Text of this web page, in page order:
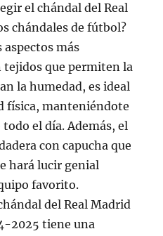
el chándal del Real
chándales de fútbol?
aspectos más
tejidos que permiten la
la humedad, es ideal
física, manteniéndote
el día. Además, el
con capucha que
hará lucir genial
favorito.
del Real Madrid
2025 tiene una